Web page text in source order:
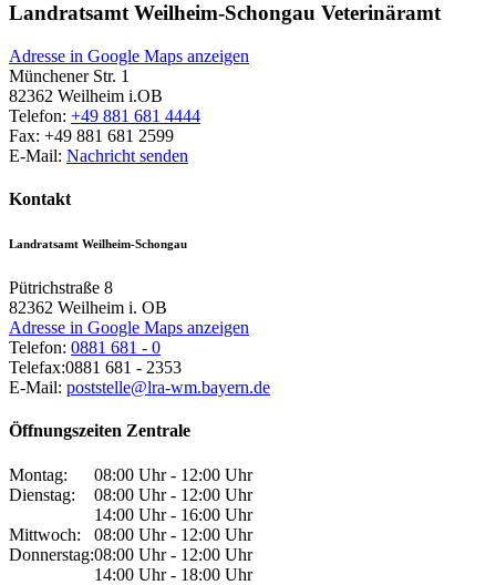
Landratsamt Weilheim-Schongau Veterinäramt
Adresse in Google Maps anzeigen
Münchener Str. 1
82362 Weilheim i.OB
Telefon: +49 881 681 4444
Fax: +49 881 681 2599
E-Mail: Nachricht senden
Kontakt
Landratsamt Weilheim-Schongau
Pütrichstraße 8
82362 Weilheim i. OB
Adresse in Google Maps anzeigen
Telefon: 0881 681 - 0
Telefax:0881 681 - 2353
E-Mail: poststelle@lra-wm.bayern.de
Öffnungszeiten Zentrale
Montag:
08:00 Uhr - 12:00 Uhr
Dienstag:
08:00 Uhr - 12:00 Uhr
14:00 Uhr - 16:00 Uhr
Mittwoch:
08:00 Uhr - 12:00 Uhr
Donnerstag:08:00 Uhr - 12:00 Uhr
14:00 Uhr - 18:00 Uhr